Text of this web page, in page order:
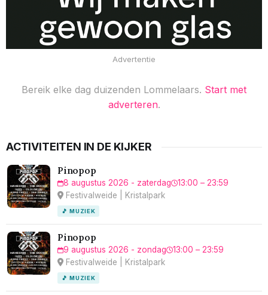
Advertentie
Bereik elke dag duizenden Lommelaars. Start met
adverteren.
ACTIVITEITEN IN DE KIJKER
Pinopop
8 augustus 2026 - zaterdag
13:00 – 23:59
Festivalweide | Kristalpark
🎵 MUZIEK
Pinopop
9 augustus 2026 - zondag
13:00 – 23:59
Festivalweide | Kristalpark
🎵 MUZIEK